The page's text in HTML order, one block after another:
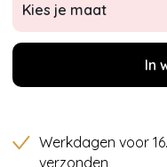
Kies je maat
In
Werkdagen voor
verzonden